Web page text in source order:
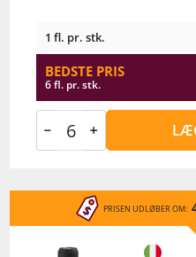
1 fl. pr. stk.
BEDSTE PRIS
6 fl. pr. stk.
PRISEN UDLØBER OM: